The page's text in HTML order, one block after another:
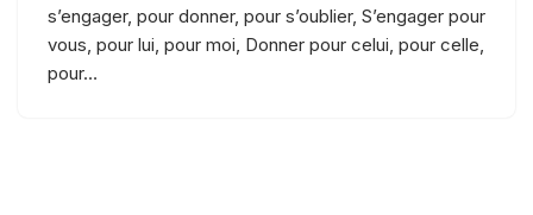
s’engager, pour donner, pour s’oublier, S’engager pour
vous, pour lui, pour moi, Donner pour celui, pour celle,
pour…